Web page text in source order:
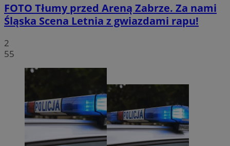
FOTO Tłumy przed Areną Zabrze. Za nami
Śląska Scena Letnia z gwiazdami rapu!
2
55